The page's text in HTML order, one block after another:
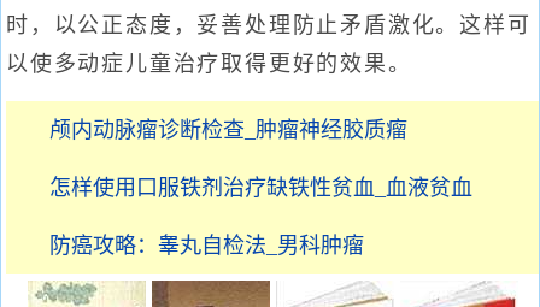
时，以公正态度，妥善处理防止矛盾激化。这样可
以使多动症儿童治疗取得更好的效果。
颅内动脉瘤诊断检查_肿瘤神经胶质瘤
怎样使用口服铁剂治疗缺铁性贫血_血液贫血
防癌攻略：睾丸自检法_男科肿瘤